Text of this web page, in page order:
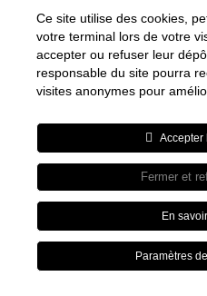
Nous ne spammons
politique de
A PROPOS BLOG
POLITIQUE DE
Ce site utilise des cookies,
votre terminal lors de votre
accepter ou refuser leur
responsable du site pourra
visites anonymes pour
Accepter
Fermer et
En
Paramètres